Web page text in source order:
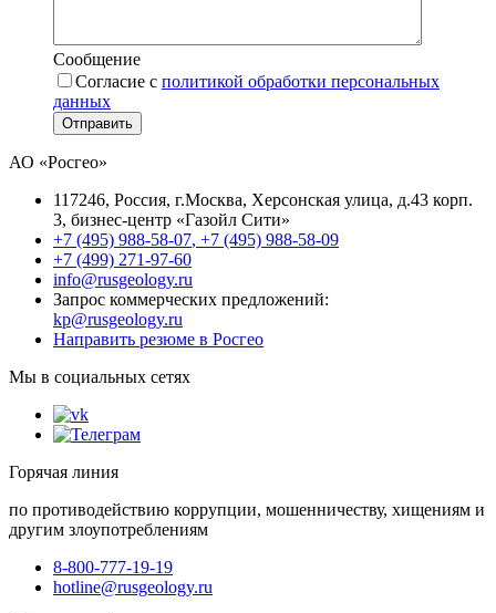
Сообщение
Согласие с политикой обработки персональных
данных
Отправить
АО «Росгео»
117246, Россия, г.Москва, Херсонская улица, д.43 корп.
3, бизнес-центр «Газойл Сити»
+7 (495) 988-58-07, +7 (495) 988-58-09
+7 (499) 271-97-60
info@rusgeology.ru
Запрос коммерческих предложений:
kp@rusgeology.ru
Направить резюме в Росгео
Мы в социальных сетях
Горячая линия
по противодействию коррупции, мошенничеству, хищениям и
другим злоупотреблениям
8-800-777-19-19
hotline@rusgeology.ru